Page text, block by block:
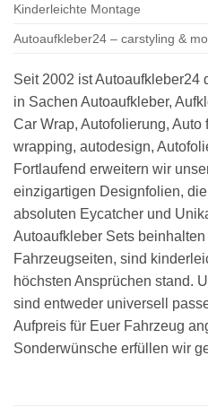
Kinderleichte Montage
Autoaufkleber24 – carstyling &
Seit 2002 ist Autoaufkleber24
in Sachen Autoaufkleber,
Car Wrap, Autofolierung,
wrapping, autodesign,
Fortlaufend erweitern wir
einzigartigen Designfolien,
absoluten Eycatcher und
Autoaufkleber Sets
Fahrzeugseiten, sind
höchsten Ansprüchen stand.
sind entweder universell
Aufpreis für Euer Fahrzeug
Sonderwünsche erfüllen wir